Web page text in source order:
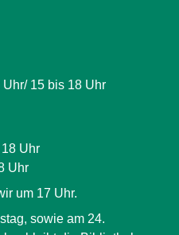
15 bis 18 Uhr
Uhr
Uhr
um 17 Uhr.
sowie am 24.